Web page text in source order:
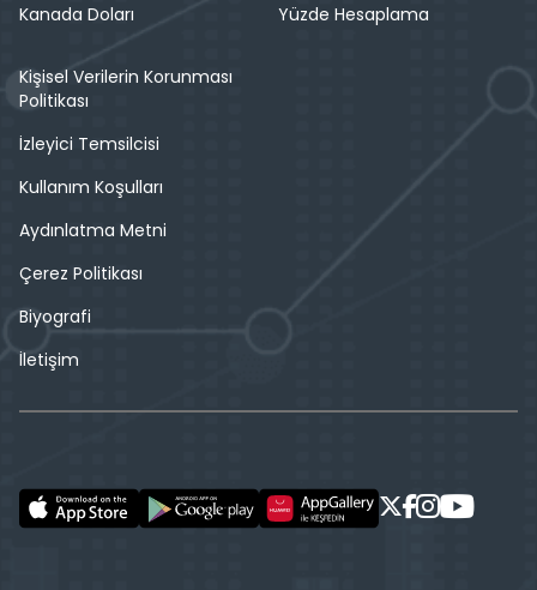
Kanada Doları
Yüzde Hesaplama
Kişisel Verilerin Korunması
Politikası
İzleyici Temsilcisi
Kullanım Koşulları
Aydınlatma Metni
Çerez Politikası
Biyografi
İletişim